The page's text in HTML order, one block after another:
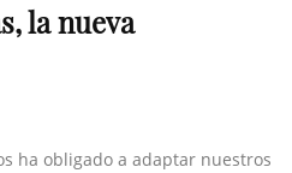
la nueva
ha obligado a adaptar nuestros